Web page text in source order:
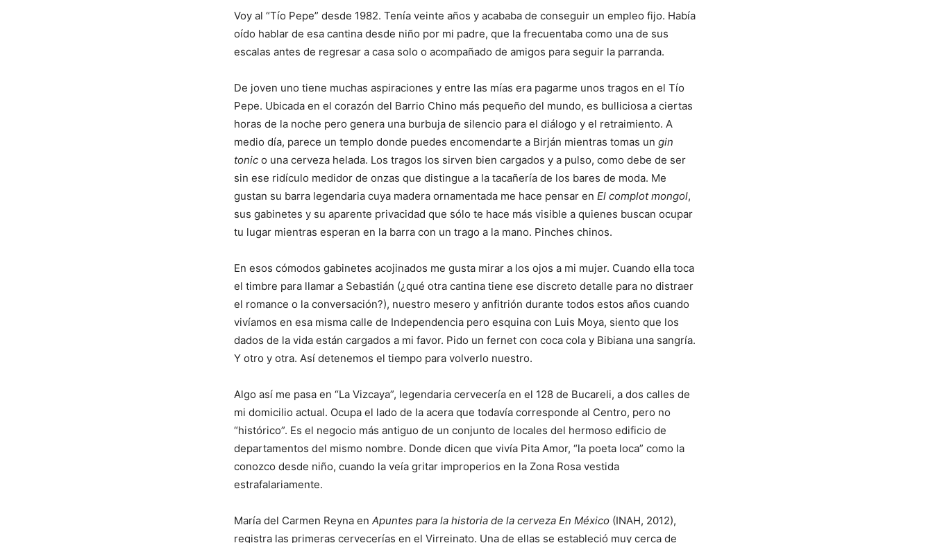
Voy al “Tío Pepe” desde 1982. Tenía veinte años y acababa de conseguir un empleo fijo. Había
oído hablar de esa cantina desde niño por mi padre, que la frecuentaba como una de sus
escalas antes de regresar a casa solo o acompañado de amigos para seguir la parranda.
De joven uno tiene muchas aspiraciones y entre las mías era pagarme unos tragos en el Tío
Pepe. Ubicada en el corazón del Barrio Chino más pequeño del mundo, es bulliciosa a ciertas
horas de la noche pero genera una burbuja de silencio para el diálogo y el retraimiento. A
medio día, parece un templo donde puedes encomendarte a Birján mientras tomas un gin
tonic o una cerveza helada. Los tragos los sirven bien cargados y a pulso, como debe de ser
sin ese ridículo medidor de onzas que distingue a la tacañería de los bares de moda. Me
gustan su barra legendaria cuya madera ornamentada me hace pensar en El complot mongol,
sus gabinetes y su aparente privacidad que sólo te hace más visible a quienes buscan ocupar
tu lugar mientras esperan en la barra con un trago a la mano. Pinches chinos.
En esos cómodos gabinetes acojinados me gusta mirar a los ojos a mi mujer. Cuando ella toca
el timbre para llamar a Sebastián (¿qué otra cantina tiene ese discreto detalle para no distraer
el romance o la conversación?), nuestro mesero y anfitrión durante todos estos años cuando
vivíamos en esa misma calle de Independencia pero esquina con Luis Moya, siento que los
dados de la vida están cargados a mi favor. Pido un fernet con coca cola y Bibiana una sangría.
Y otro y otra. Así detenemos el tiempo para volverlo nuestro.
Algo así me pasa en “La Vizcaya”, legendaria cervecería en el 128 de Bucareli, a dos calles de
mi domicilio actual. Ocupa el lado de la acera que todavía corresponde al Centro, pero no
“histórico”. Es el negocio más antiguo de un conjunto de locales del hermoso edificio de
departamentos del mismo nombre. Donde dicen que vivía Pita Amor, “la poeta loca” como la
conozco desde niño, cuando la veía gritar improperios en la Zona Rosa vestida
estrafalariamente.
María del Carmen Reyna en Apuntes para la historia de la cerveza En México (INAH, 2012),
registra las primeras cervecerías en el Virreinato. Una de ellas se estableció muy cerca de